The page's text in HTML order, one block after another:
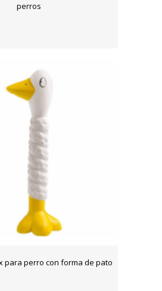
perros
para perro con forma de pato